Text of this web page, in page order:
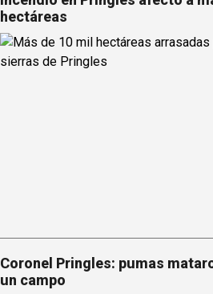
hectáreas
Coronel Pringles: pumas
un campo